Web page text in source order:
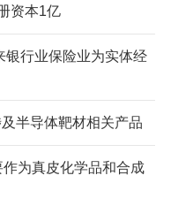
资本1亿
银行业保险业为实体经
半导体靶材相关产品
为真皮化学品和合成